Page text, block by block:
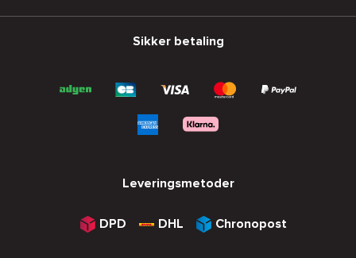
Sikker betaling
Leveringsmetoder
DPD DHL Chronopost